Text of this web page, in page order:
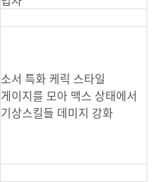
소서 특화 케릭 스타일
게이지를 모아 맥스 상태에서
기상스킬들 데미지 강화